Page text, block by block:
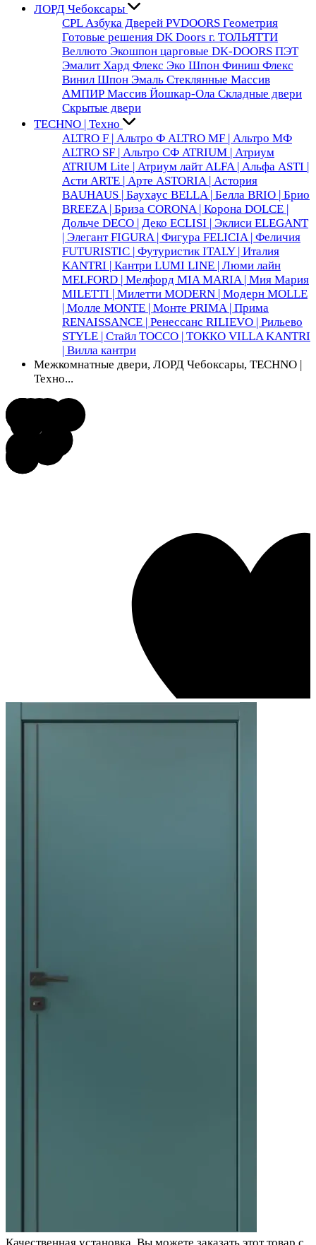
ЛОРД Чебоксары
CPLАзбука Дверей PVDOORS Геометрия
Готовые решения DK Doors г. ТОЛЬЯТТИ
Веллюто Экошпон царговые DK-DOORS ПЭТ
ЭмалитХард Флекс Эко Шпон Финиш Флекс
Винил Шпон Эмаль Стеклянные Массив
АМПИР Массив Йошкар-Ола Складные двери
Скрытые двери
TECHNO | Техно
ALTRO F | Альтро Ф ALTRO MF | Альтро МФ
ALTRO SF | Альтро СФ ATRIUM | Атриум
ATRIUM Lite | Атриум лайтALFA | Альфа ASTI |
Асти ARTE | Арте ASTORIA | Астория
BAUHAUS | Баухаус BELLA | Белла BRIO | Брио
BREEZA | Бриза CORONA | Корона DOLCE |
Дольче DECO | Деко ECLISI | Эклиси ELEGANT
| ЭлегантFIGURA | Фигура FELICIA | Феличия
FUTURISTIC | ФутуристикITALY | Италия
KANTRI | Кантри LUMI LINE | Люми лайн
MELFORD | Мелфорд MIA MARIA | Мия Мария
MILETTI | Милетти MODERN | Модерн MOLLE
| Молле MONTE | Монте PRIMA | Прима
RENAISSANCE | Ренессанс RILIEVO | Рильево
STYLE | Стайл TOCCO | ТОККО VILLA KANTRI
| Вилла кантри
Межкомнатные двери, ЛОРД Чебоксары, TECHNO |
Техно...
Качественная установка. Вы можете заказать этот товар с